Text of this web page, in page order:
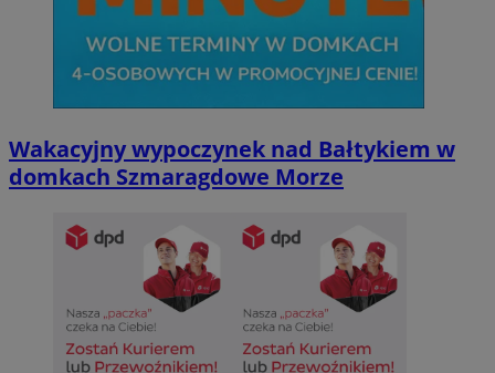
Wakacyjny wypoczynek nad Bałtykiem w
domkach Szmaragdowe Morze